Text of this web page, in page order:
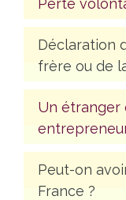
Perte
Déclaration
frère ou de
Un étranger
Peut-on
France ?